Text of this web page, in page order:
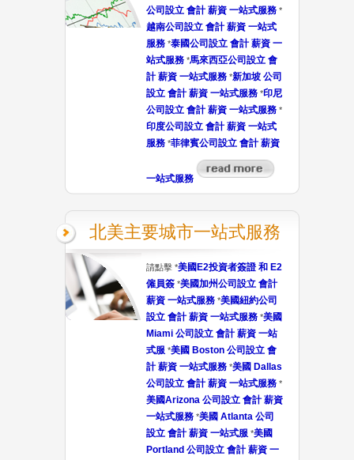
公司設立 會計 薪資 一站式服務 *
越南公司設立 會計 薪資 一站式
服務 *泰國公司設立 會計 薪資 一
站式服務 *馬來西亞公司設立 會
計 薪資 一站式服務 *新加坡 公司
設立 會計 薪資 一站式服務 *印尼
公司設立 會計 薪資 一站式服務 *
印度公司設立 會計 薪資 一站式
服務*菲律賓公司設立 會計 薪資
一站式服務
北美主要城市一站式服務
請點擊 *美國E2投資者簽證 和 E2
僱員簽 *美國加州公司設立 會計
薪資 一站式服務 *美國紐約公司
設立 會計 薪資 一站式服務 *美國
Miami 公司設立 會計 薪資 一站
式服 *美國 Boston 公司設立 會
計 薪資 一站式服務*美國 Dallas
公司設立 會計 薪資 一站式服務 *
美國Arizona 公司設立 會計 薪資
一站式服務 *美國 Atlanta 公司
設立 會計 薪資 一站式服 *美國
Portland 公司設立 會計 薪資 一